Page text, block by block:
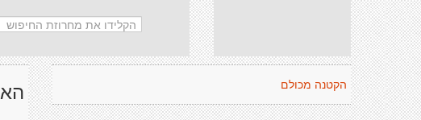
הקטנה מכולם